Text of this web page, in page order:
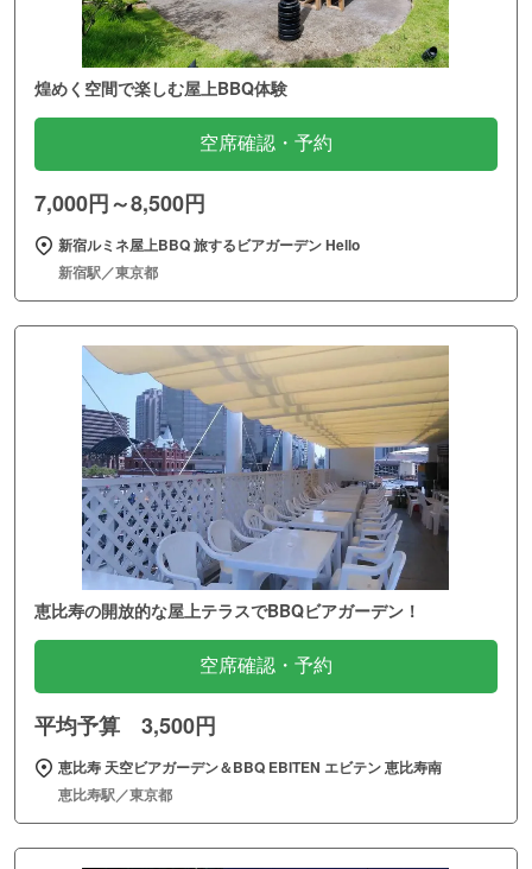
煌めく空間で楽しむ屋上BBQ体験
空席確認・予約
7,000円～8,500円
新宿ルミネ屋上BBQ 旅するビアガーデン Hello
新宿駅／東京都
恵比寿の開放的な屋上テラスでBBQビアガーデン！
空席確認・予約
平均予算 3,500円
恵比寿 天空ビアガーデン＆BBQ EBITEN エビテン 恵比寿南
恵比寿駅／東京都